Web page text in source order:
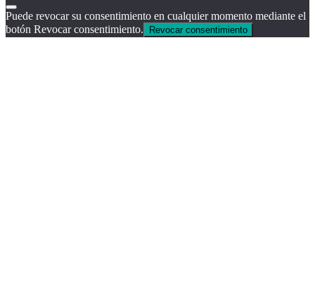
Puede revocar su consentimiento en cualquier momento mediante el
botón Revocar consentimiento.
Revocar consentimiento